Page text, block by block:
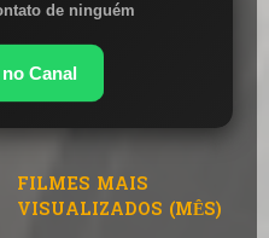
de ninguém
Canal
FILMES MAIS
VISUALIZADOS (MÊS)